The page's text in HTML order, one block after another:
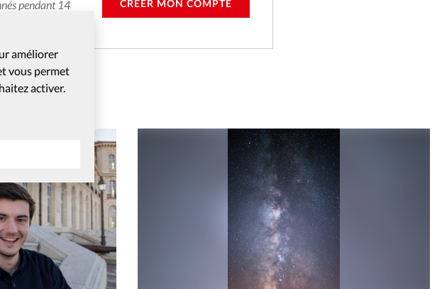
améliorer
vous permet
activer.
pendant 14
CRÉER MON COMPTE